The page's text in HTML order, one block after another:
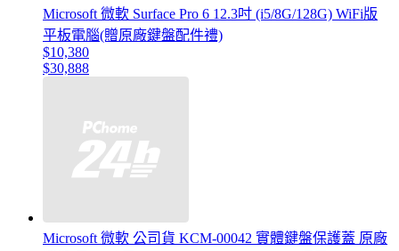
Microsoft 微軟 Surface Pro 6 12.3吋 (i5/8G/128G) WiFi版
平板電腦(贈原廠鍵盤配件禮)
$10,380
$30,888
Microsoft 微軟 公司貨 KCM-00042 實體鍵盤保護蓋 原廠